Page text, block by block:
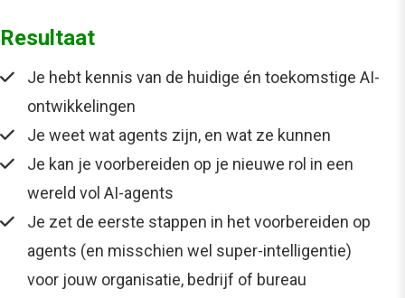
Resultaat
Je hebt kennis van de huidige én toekomstige AI-
ontwikkelingen
Je weet wat agents zijn, en wat ze kunnen
Je kan je voorbereiden op je nieuwe rol in een
wereld vol AI-agents
Je zet de eerste stappen in het voorbereiden op
agents (en misschien wel super-intelligentie)
voor jouw organisatie, bedrijf of bureau